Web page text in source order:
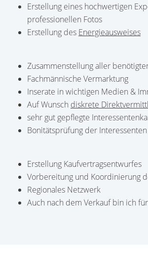
Erstellung eines hochwertigen
professionellen Fotos
Erstellung des Energieausweises
Zusammenstellung aller
Fachmännische Vermarktung
Inserate in wichtigen Medien &
Auf Wunsch diskrete
sehr gut gepflegte
Bonitätsprüfung der Interessenten
Erstellung Kaufvertragsentwurfes
Vorbereitung und Koordinierung
Regionales Netzwerk
Auch nach dem Verkauf bin ich